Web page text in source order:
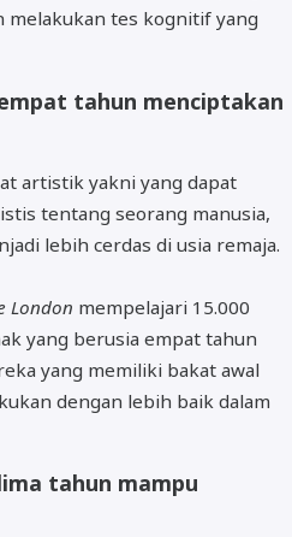
melakukan tes kognitif yang
tahun menciptakan
artistik yakni yang dapat
tentang seorang manusia,
lebih cerdas di usia remaja.
London mempelajari 15.000
yang berusia empat tahun
yang memiliki bakat awal
dengan lebih baik dalam
tahun mampu